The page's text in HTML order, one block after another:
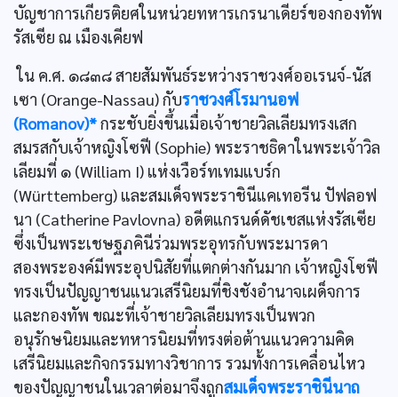
บัญชาการเกียรติยศในหน่วยทหารเกรนาเดียร์ของกองทัพ
รัสเซีย ณ เมืองเคียฟ
ใน ค.ศ. ๑๘๓๘ สายสัมพันธ์ระหว่างราชวงศ์ออเรนจ์-นัส
เซา (Orange-Nassau) กับราชวงศ์โรมานอฟ
(Romanov)*กระชับยิ่งขึ้นเมื่อเจ้าชายวิลเลียมทรงเสก
สมรสกับเจ้าหญิงโซฟี (Sophie) พระราชธิดาในพระเจ้าวิล
เลียมที่ ๑ (William I) แห่งเวือร์ทเทมแบร์ก
(Württemberg) และสมเด็จพระราชินีแคเทอรีน ปัฟลอฟ
นา (Catherine Pavlovna) อดีตแกรนด์ดัชเชสแห่งรัสเซีย
ซึ่งเป็นพระเชษฐภคินีร่วมพระอุทรกับพระมารดา
สองพระองค์มีพระอุปนิสัยที่แตกต่างกันมาก เจ้าหญิงโซฟี
ทรงเป็นปัญญาชนแนวเสรีนิยมที่ชิงชังอำนาจเผด็จการ
และกองทัพ ขณะที่เจ้าชายวิลเลียมทรงเป็นพวก
อนุรักษนิยมและทหารนิยมที่ทรงต่อต้านแนวความคิด
เสรีนิยมและกิจกรรมทางวิชาการ รวมทั้งการเคลื่อนไหว
ของปัญญาชนในเวลาต่อมาจึงถูกสมเด็จพระราชินีนาถ